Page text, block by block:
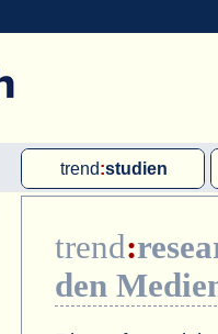
trend:studien
Single-Client-Studien
Internationale Markt Reports
trend:
den